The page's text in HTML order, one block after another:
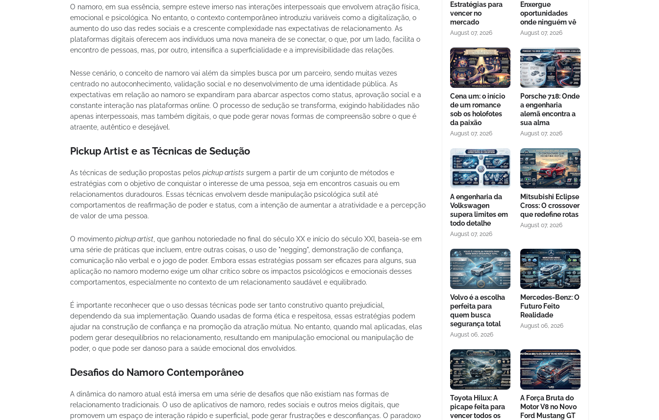
O namoro, em sua essência, sempre esteve imerso nas interações interpessoais que envolvem atração física,
emocional e psicológica. No entanto, o contexto contemporâneo introduziu variáveis como a digitalização, o
aumento do uso das redes sociais e a crescente complexidade nas expectativas de relacionamento. As
plataformas digitais oferecem aos indivíduos uma nova maneira de se conectar, o que, por um lado, facilita o
encontro de pessoas, mas, por outro, intensifica a superficialidade e a imprevisibilidade das relações.
Nesse cenário, o conceito de namoro vai além da simples busca por um parceiro, sendo muitas vezes
centrado no autoconhecimento, validação social e no desenvolvimento de uma identidade pública. As
expectativas em relação ao namoro se expandiram para abarcar aspectos como status, aprovação social e a
constante interação nas plataformas online. O processo de sedução se transforma, exigindo habilidades não
apenas interpessoais, mas também digitais, o que pode gerar novas formas de compreensão sobre o que é
atraente, autêntico e desejável.
Pickup Artist e as Técnicas de Sedução
As técnicas de sedução propostas pelos pickup artists surgem a partir de um conjunto de métodos e
estratégias com o objetivo de conquistar o interesse de uma pessoa, seja em encontros casuais ou em
relacionamentos duradouros. Essas técnicas envolvem desde manipulação psicológica sutil até
comportamentos de reafirmação de poder e status, com a intenção de aumentar a atratividade e a percepção
de valor de uma pessoa.
O movimento pickup artist , que ganhou notoriedade no final do século XX e início do século XXI, baseia-se em
uma série de práticas que incluem, entre outras coisas, o uso de "negging", demonstração de confiança,
comunicação não verbal e o jogo de poder. Embora essas estratégias possam ser eficazes para alguns, sua
aplicação no namoro moderno exige um olhar crítico sobre os impactos psicológicos e emocionais desses
comportamentos, especialmente no contexto de um relacionamento saudável e equilibrado.
É importante reconhecer que o uso dessas técnicas pode ser tanto construtivo quanto prejudicial,
dependendo da sua implementação. Quando usadas de forma ética e respeitosa, essas estratégias podem
ajudar na construção de confiança e na promoção da atração mútua. No entanto, quando mal aplicadas, elas
podem gerar desequilíbrios no relacionamento, resultando em manipulação emocional ou manipulação de
poder, o que pode ser danoso para a saúde emocional dos envolvidos.
Desafios do Namoro Contemporâneo
A dinâmica do namoro atual está imersa em uma série de desafios que não existiam nas formas de
relacionamento tradicionais. O uso de aplicativos de namoro, redes sociais e outros meios digitais, que
promovem um espaço de interação rápido e superficial, pode gerar frustrações e desconfianças. O paradoxo
Estratégias para
vencer no
mercado
August 07, 2026
Enxergue
oportunidades
onde ninguém vê
August 07, 2026
Cena um: o início
de um romance
sob os holofotes
da paixão
August 07, 2026
Porsche 718: Onde
a engenharia
alemã encontra a
sua alma
August 07, 2026
A engenharia da
Volkswagen
supera limites em
todo detalhe
August 07, 2026
Mitsubishi Eclipse
Cross: O crossover
que redefine rotas
August 07, 2026
Volvo é a escolha
perfeita para
quem busca
segurança total
August 06, 2026
Mercedes-Benz: O
Futuro Feito
Realidade
August 06, 2026
Toyota Hilux: A
picape feita para
vencer todos os
A Força Bruta do
Motor V8 no Novo
Ford Mustang GT